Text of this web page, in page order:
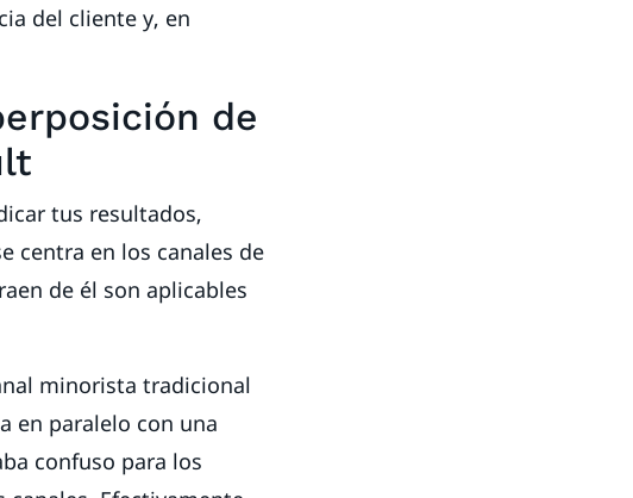
del cliente y, en
de
tus resultados,
centra en los canales de
de él son aplicables
minorista tradicional
en paralelo con una
confuso para los